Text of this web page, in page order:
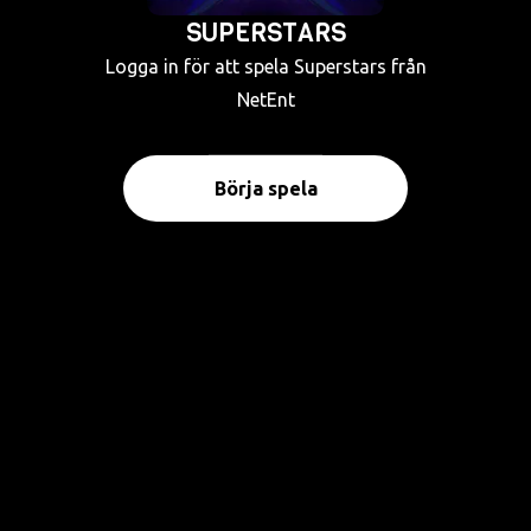
SUPERSTARS
Logga in för att spela Superstars från
NetEnt
Börja spela